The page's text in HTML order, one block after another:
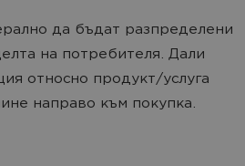
да бъдат разпределени
на потребителя. Дали
относно продукт/услуга
направо към покупка.